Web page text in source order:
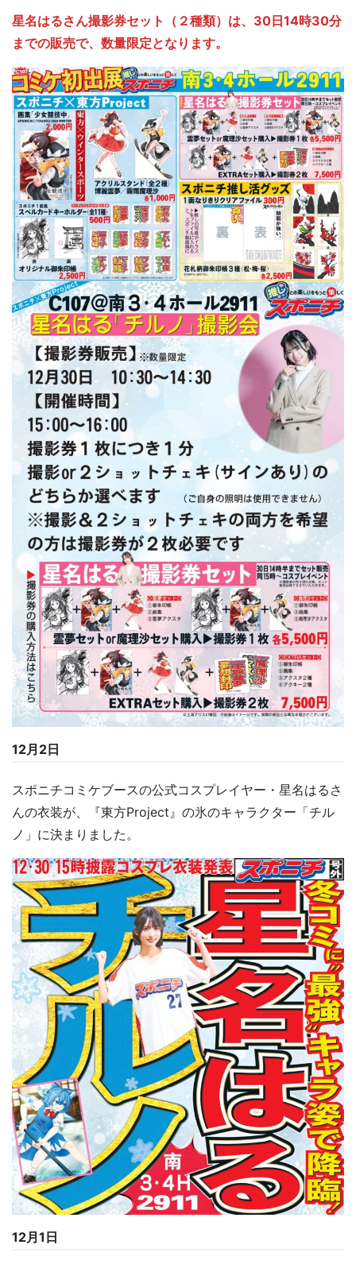
星名はるさん撮影券セット（２種類）は、30日14時30分
までの販売で、数量限定となります。
12月2日
スポニチコミケブースの公式コスプレイヤー・星名はるさ
んの衣装が、『東方Project』の氷のキャラクター「チル
ノ」に決まりました。
12月1日